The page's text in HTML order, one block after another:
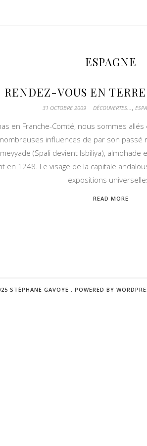
ESPAGNE
RENDEZ-VOUS EN
31 OCTOBRE 2009 DÉCOUVERTES...,
en Franche-Comté, nous sommes
influences de par son passé
(Spali devient Isbiliya),
en 1248. Le visage de la capitale
expositions
READ MORE
STÉPHANE GAVOYE .POWERED BY